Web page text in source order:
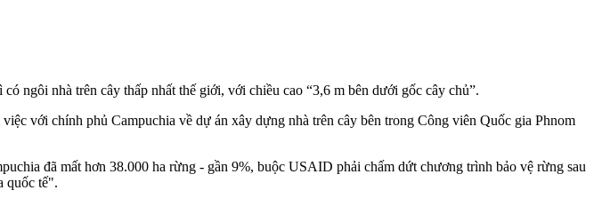
ngôi nhà trên cây thấp nhất thế giới, với chiều cao “3,6 m bên dưới gốc cây chủ”.
với chính phủ Campuchia về dự án xây dựng nhà trên cây bên trong Công viên Quốc gia Phnom
đã mất hơn 38.000 ha rừng - gần 9%, buộc USAID phải chấm dứt chương trình bảo vệ rừng sau
quốc tế".